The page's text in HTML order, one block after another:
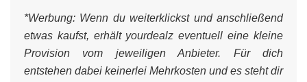
*Werbung: Wenn du weiterklickst und anschließend
etwas kaufst, erhält yourdealz eventuell eine kleine
Provision vom jeweiligen Anbieter. Für dich
entstehen dabei keinerlei Mehrkosten und es steht dir